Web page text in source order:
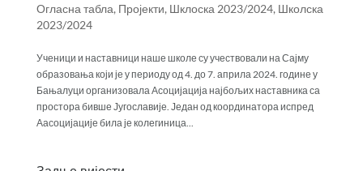
Огласна табла, Пројекти, Шклоска 2023/2024, Школска
2023/2024
Ученици и наставници наше школе су учествовали на Сајму
образовања који је у периоду од 4. до 7. априла 2024. године у
Бањалуци организовала Асоцијација најбољих наставника са
простора бивше Југославије. Један од координатора испред
Аасоцијације била је колегиница...